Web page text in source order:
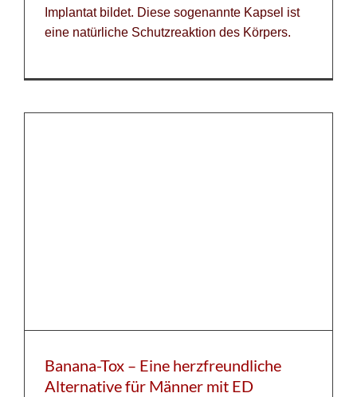
Implantat bildet. Diese sogenannte Kapsel ist
eine natürliche Schutzreaktion des Körpers.
Banana-Tox – Eine herzfreundliche
Alternative für Männer mit ED